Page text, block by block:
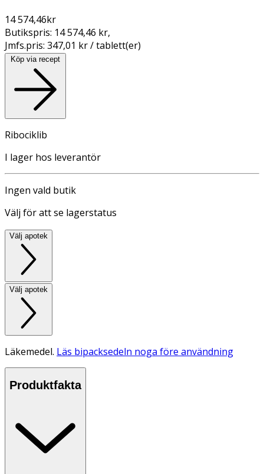
14 574,46kr
Butikspris: 14 574,46 kr,
Jmfs.pris: 347,01 kr / tablett(er)
Köp via recept
Ribociklib
I lager hos leverantör
Ingen vald butik
Välj för att se lagerstatus
Välj apotek
Välj apotek
Läkemedel. Läs bipacksedeln noga före användning
Produktfakta